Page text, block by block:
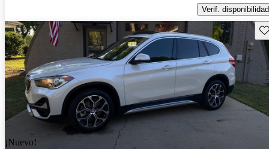
Verif. disponibilidad
¡Nuevo!